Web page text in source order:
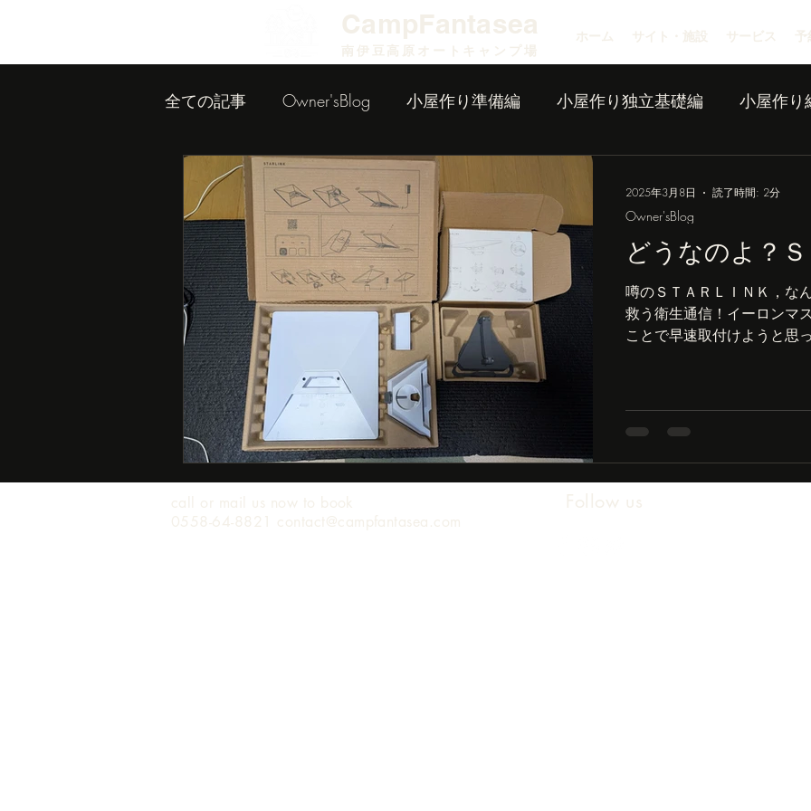
​CampFantasea ホーム サイト・施設 サービス 予
南伊豆高原オートキャンプ場
全ての記事 Owner'sBlog 小屋作り準備編 小屋作り独立基礎編 小屋作り
小屋作り内装編
どうなのよ？
噂のＳＴＡＲＬＩＮＫ，な
救う衛生通信！イーロンマ
ことで早速取付けようと思
Owner'sBlog
2025年3月8日 読了時間: 2分
call or mail us now to book
0558-64-8821 contact@campfantasea.com
Follow us